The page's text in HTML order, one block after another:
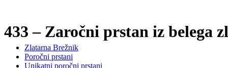
433 – Zaročni prstan iz belega
Zlatarna Brežnik
Poročni prstani
Unikatni poročni prstani